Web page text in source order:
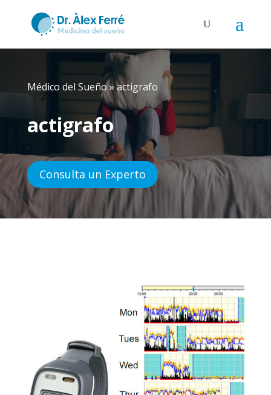
Médico del Sueño»actigrafo
actigrafo
Consulta un Experto